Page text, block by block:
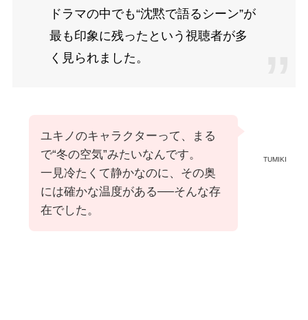
ドラマの中でも“沈黙で語るシーン”が
最も印象に残ったという視聴者が多
く見られました。
TUMIKI
ユキノのキャラクターって、まる
で“冬の空気”みたいなんです。
一見冷たくて静かなのに、その奥
には確かな温度がある──そんな存
在でした。